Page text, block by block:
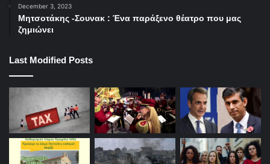
December 3, 2023
Μητσοτάκης -Σουνακ : Ένα παράξενο θέατρο που μας
ζημιώνει
Last Modified Posts